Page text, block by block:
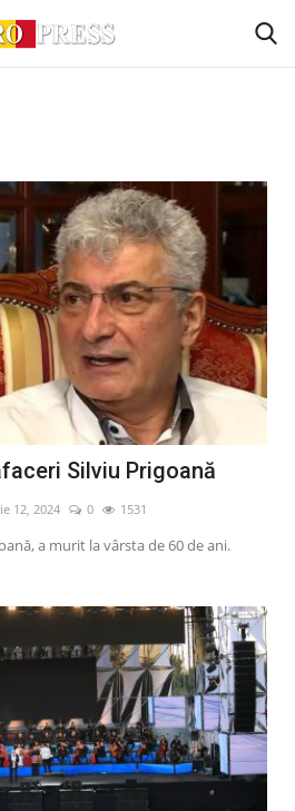
Silviu Prigoană
12, 2024 0 1531
a murit la vârsta de 60 de ani.